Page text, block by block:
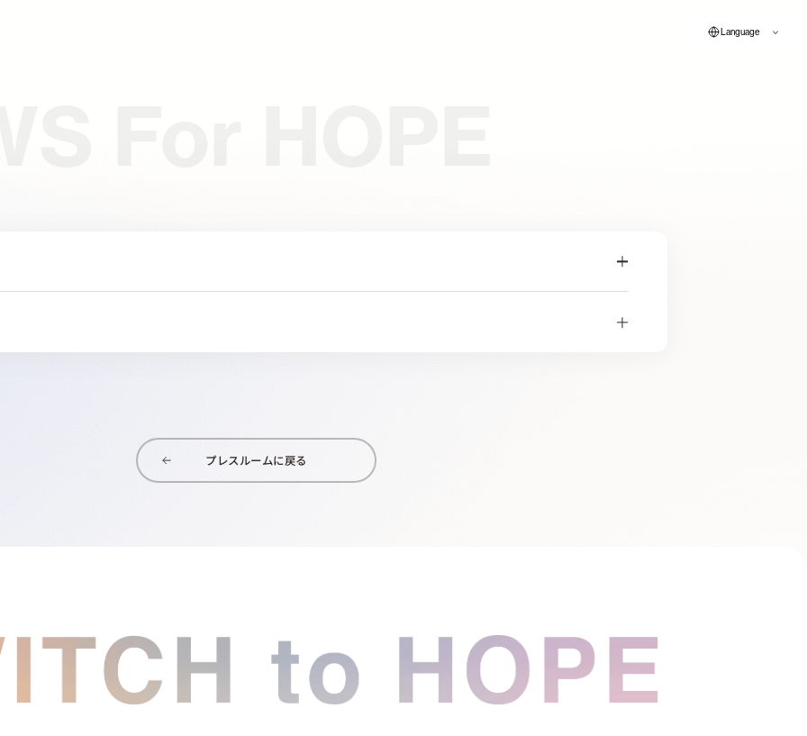
Language
プレスルームに戻る